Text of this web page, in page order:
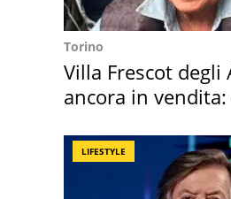
Torino
Villa Frescot degli
ancora in
LIFESTYLE